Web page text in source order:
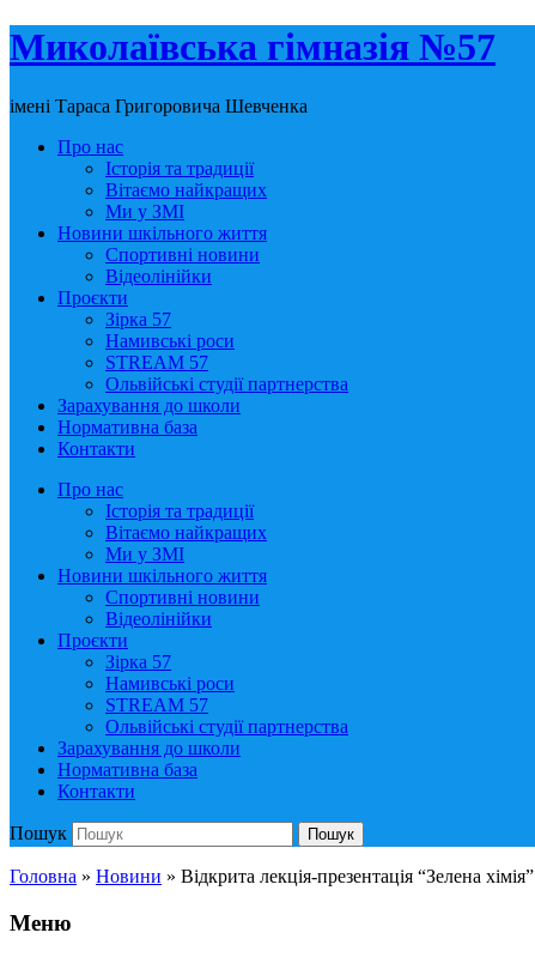
Миколаївська гімназія №57
імені Тараса Григоровича Шевченка
Про нас
Історія та традиції
Вітаємо найкращих
Ми у ЗМІ
Новини шкільного життя
Спортивні новини
Відеолінійки
Проєкти
Зірка 57
Намивські роси
STREAM 57
Ольвійські студії партнерства
Зарахування до школи
Нормативна база
Контакти
Про нас
Історія та традиції
Вітаємо найкращих
Ми у ЗМІ
Новини шкільного життя
Спортивні новини
Відеолінійки
Проєкти
Зірка 57
Намивські роси
STREAM 57
Ольвійські студії партнерства
Зарахування до школи
Нормативна база
Контакти
Пошук Пошук
Головна » Новини » Відкрита лекція-презентація “Зелена хімія”
Меню